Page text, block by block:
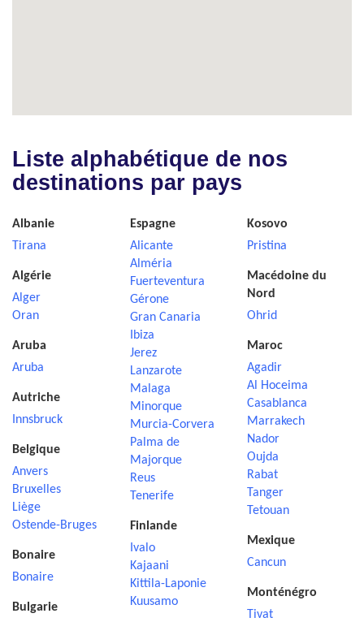
Liste alphabétique de nos
destinations par pays
Albanie
Tirana
Algérie
Alger
Oran
Aruba
Aruba
Autriche
Innsbruck
Belgique
Anvers
Bruxelles
Liège
Ostende-Bruges
Bonaire
Bonaire
Bulgarie
Espagne
Alicante
Alméria
Fuerteventura
Gérone
Gran Canaria
Ibiza
Jerez
Lanzarote
Malaga
Minorque
Murcia-Corvera
Palma de
Majorque
Reus
Tenerife
Finlande
Ivalo
Kajaani
Kittila-Laponie
Kuusamo
Kosovo
Pristina
Macédoine du
Nord
Ohrid
Maroc
Agadir
Al Hoceima
Casablanca
Marrakech
Nador
Oujda
Rabat
Tanger
Tetouan
Mexique
Cancun
Monténégro
Tivat